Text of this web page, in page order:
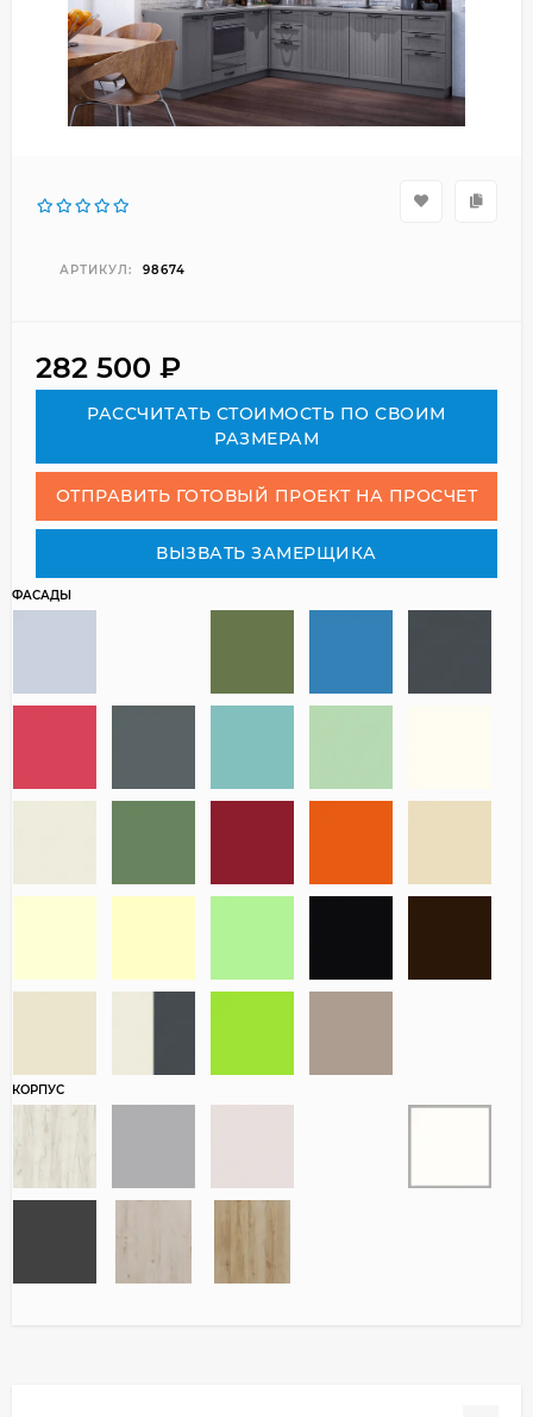
АРТИКУЛ: 98674
282 500 ₽
РАСCЧИТАТЬ СТОИМОСТЬ ПО СВОИМ
РАЗМЕРАМ
ОТПРАВИТЬ ГОТОВЫЙ ПРОЕКТ НА ПРОСЧЕТ
ВЫЗВАТЬ ЗАМЕРЩИКА
ФАСАДЫ
КОРПУС